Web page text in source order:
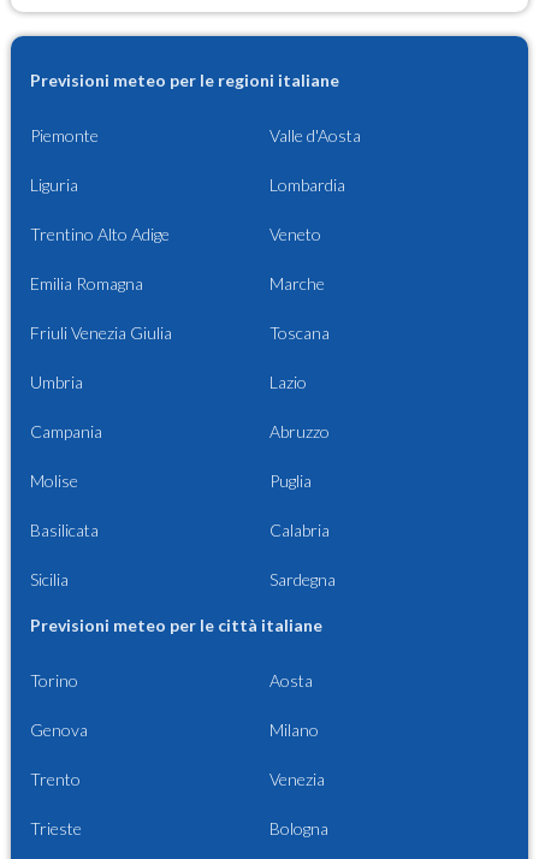
Previsioni meteo per le regioni italiane
Piemonte Valle d'Aosta
Liguria Lombardia
Trentino Alto Adige Veneto
Emilia Romagna Marche
Friuli Venezia Giulia Toscana
Umbria Lazio
Campania Abruzzo
Molise Puglia
Basilicata Calabria
Sicilia Sardegna
Previsioni meteo per le città italiane
Torino Aosta
Genova Milano
Trento Venezia
Trieste Bologna